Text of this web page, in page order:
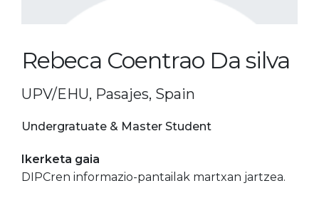
Rebeca Coentrao Da silva
UPV/EHU, Pasajes, Spain
Undergratuate & Master Student
Ikerketa gaia
DIPCren informazio-pantailak martxan jartzea.